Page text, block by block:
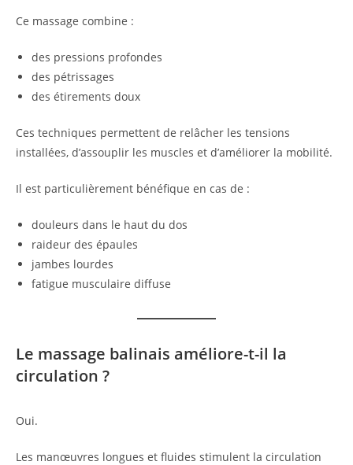
Ce massage combine :
des pressions profondes
des pétrissages
des étirements doux
Ces techniques permettent de relâcher les tensions
installées, d’assouplir les muscles et d’améliorer la mobilité.
Il est particulièrement bénéfique en cas de :
douleurs dans le haut du dos
raideur des épaules
jambes lourdes
fatigue musculaire diffuse
Le massage balinais améliore-t-il la
circulation ?
Oui.
Les manœuvres longues et fluides stimulent la circulation